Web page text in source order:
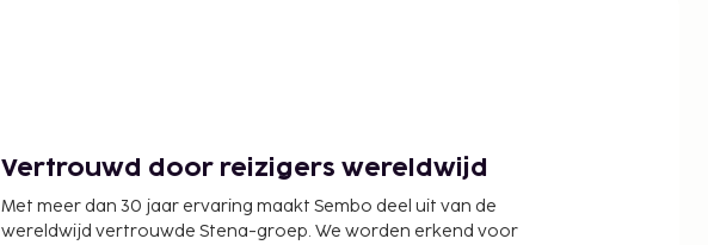
Vertrouwd door reizigers wereldwijd
Met meer dan 30 jaar ervaring maakt Sembo deel uit van de
wereldwijd vertrouwde Stena-groep. We worden erkend voor